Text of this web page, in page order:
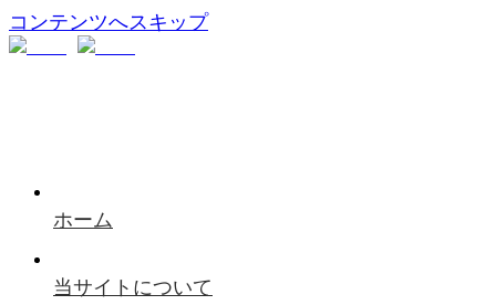
コンテンツへスキップ
ホーム
当サイトについて